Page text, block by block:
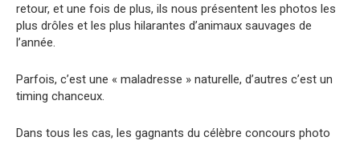
retour, et une fois de plus, ils nous présentent les photos les
plus drôles et les plus hilarantes d’animaux sauvages de
l’année.
Parfois, c’est une « maladresse » naturelle, d’autres c’est un
timing chanceux.
Dans tous les cas, les gagnants du célèbre concours photo